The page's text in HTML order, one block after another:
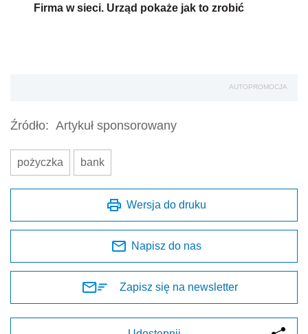
Firma w sieci. Urząd pokaże jak to zrobić
AUTOPROMOCJA
Źródło: Artykuł sponsorowany
pożyczka bank
Wersja do druku
Napisz do nas
Zapisz się na newsletter